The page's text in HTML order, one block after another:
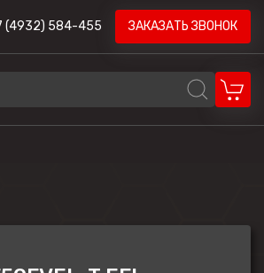
(4932) 584-455 ЗАКАЗАТЬ ЗВОНОК